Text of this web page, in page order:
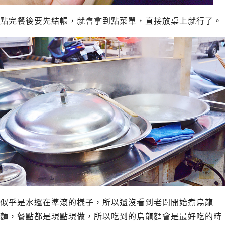
點完餐後要先結帳，就會拿到點菜單，直接放桌上就行了。
似乎是水還在準滾的樣子，所以還沒看到老闆開始煮烏龍
麵，餐點都是現點現做，所以吃到的烏龍麵會是最好吃的時